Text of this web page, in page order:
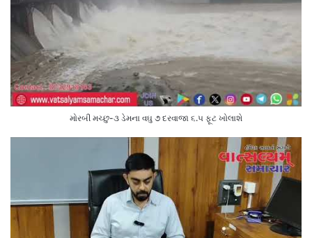
મોરબી મચ્છુ-૩ ડેમના વઘુ ૭ દરવાજા ૬.૫ ફૂટ ખોલાશે